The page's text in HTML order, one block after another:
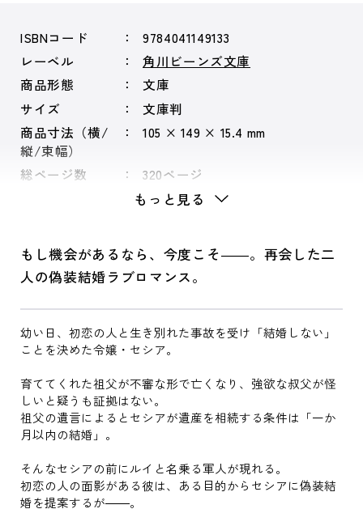
ISBNコード
9784041149133
レーベル
角川ビーンズ文庫
商品形態
文庫
サイズ
文庫判
商品寸法（横/
縦/束幅）
105 × 149 × 15.4 mm
総ページ数 320ページ
もっと見る
もし機会があるなら、今度こそ――。再会した二
人の偽装結婚ラブロマンス。
幼い日、初恋の人と生き別れた事故を受け「結婚しない」
ことを決めた令嬢・セシア。
育ててくれた祖父が不審な形で亡くなり、強欲な叔父が怪
しいと疑うも証拠はない。
祖父の遺言によるとセシアが遺産を相続する条件は「一か
月以内の結婚」。
そんなセシアの前にルイと名乗る軍人が現れる。
初恋の人の面影がある彼は、ある目的からセシアに偽装結
婚を提案するが――。